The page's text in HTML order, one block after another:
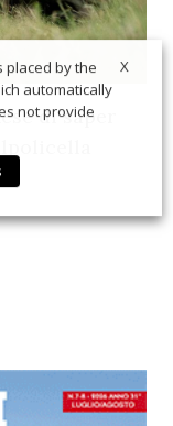
di saper
X
placed by the
automatically
not provide